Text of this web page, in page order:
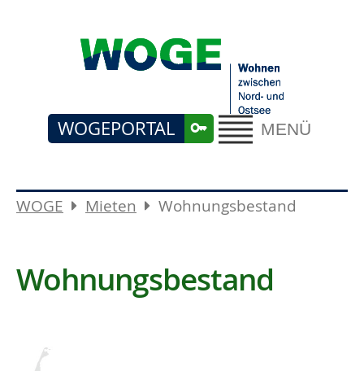
MENÜ
WOGEPORTAL
WOGE Mieten Wohnungsbestand
Wohnungsbestand